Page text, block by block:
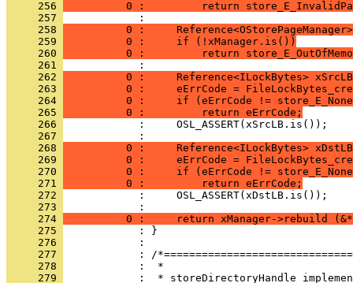
     256
0 :         return
     257
     258
0 :
     259
          0 :     if (!xManager.is())
     260
0 :         return
     261
     262
0 :     Reference<ILockBytes>
     263
0 :     eErrCode =
     264
0 :     if (eErrCode !=
     265
          0 :         return eErrCode;
     266
     267
     268
0 :     Reference<ILockBytes>
     269
0 :     eErrCode =
     270
0 :     if (eErrCode !=
     271
          0 :         return eErrCode;
     272
     273
     274
0 :     return xManager->rebuild
     275
     276
     277
     278
     279